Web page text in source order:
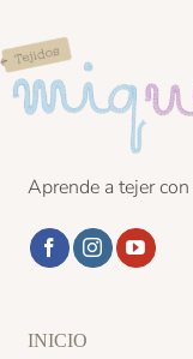
Aprende a tejer
INICIO